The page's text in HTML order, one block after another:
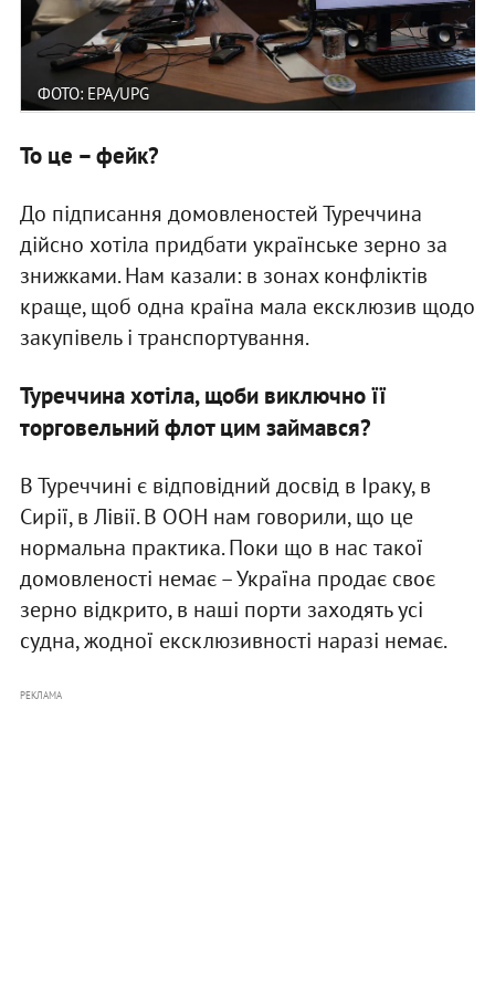
ФОТО: EPA/UPG
То це – фейк?
До підписання домовленостей Туреччина
дійсно хотіла придбати українське зерно за
знижками. Нам казали: в зонах конфліктів
краще, щоб одна країна мала ексклюзив щодо
закупівель і транспортування.
Туреччина хотіла, щоби виключно її
торговельний флот цим займався?
В Туреччині є відповідний досвід в Іраку, в
Сирії, в Лівії. В ООН нам говорили, що це
нормальна практика. Поки що в нас такої
домовленості немає – Україна продає своє
зерно відкрито, в наші порти заходять усі
судна, жодної ексклюзивності наразі немає.
РЕКЛАМА